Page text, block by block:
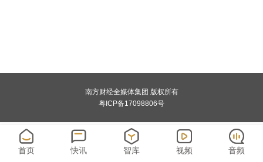
南方财经全媒体集团 版权所有
粤ICP备17098806号
首页 快讯 智库 视频 音频